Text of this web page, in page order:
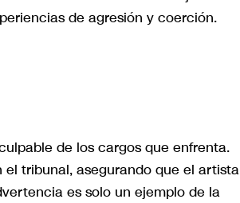
de agresión y coerción.
de los cargos que enfrenta.
tribunal, asegurando que el artista
es solo un ejemplo de la